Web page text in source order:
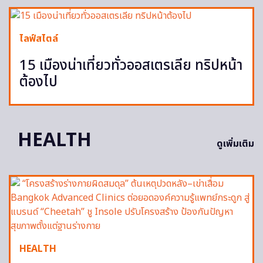
ไลฟ์สไตล์
15 เมืองน่าเที่ยวทั่วออสเตรเลีย ทริปหน้า
ต้องไป
HEALTH ดูเพิ่มเติม
HEALTH